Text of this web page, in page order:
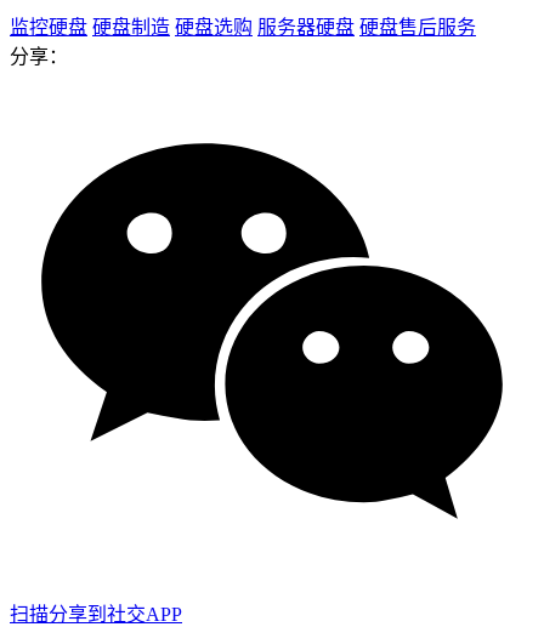
监控硬盘 硬盘制造 硬盘选购 服务器硬盘 硬盘售后服务
分享：
扫描分享到社交APP